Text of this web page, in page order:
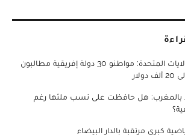
تأشيرة الدخول للولايات المتحدة: مواطنو 30 دولة إفريقية مطالبون
بالمغرب: هل حافظت على نسب ملئها رغم
كبرى مرتقبة بالدار البيضاء